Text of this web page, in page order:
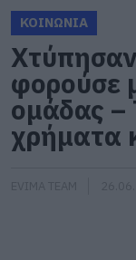
ΚΟΙΝΩΝΙΑ
φορούσε
ομάδας –
χρήματα